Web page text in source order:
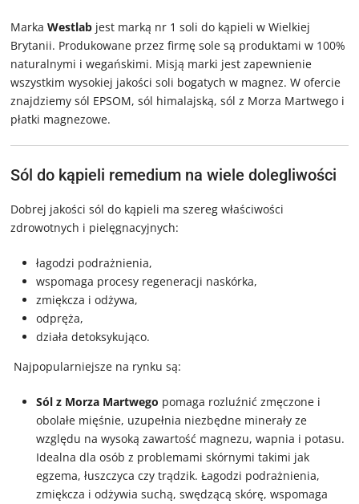
MarkaWestlab jest marką nr 1 soli do kąpieli w Wielkiej
Brytanii. Produkowane przez firmę sole są produktami w 100%
naturalnymi i wegańskimi. Misją marki jest zapewnienie
wszystkim wysokiej jakości soli bogatych w magnez. W ofercie
znajdziemy sól EPSOM, sól himalajską, sól z Morza Martwego i
płatki magnezowe.
Sól do kąpieli remedium na wiele dolegliwości
Dobrej jakości sól do kąpieli ma szereg właściwości
zdrowotnych i pielęgnacyjnych:
łagodzi podrażnienia,
wspomaga procesy regeneracji naskórka,
zmiękcza i odżywa,
odpręża,
działa detoksykująco.
Najpopularniejsze na rynku są:
Sól z Morza Martwego pomaga rozluźnić zmęczone i
obolałe mięśnie, uzupełnia niezbędne minerały ze
względu na wysoką zawartość magnezu, wapnia i potasu.
Idealna dla osób z problemami skórnymi takimi jak
egzema, łuszczyca czy trądzik. Łagodzi podrażnienia,
zmiękcza i odżywia suchą, swędzącą skórę, wspomaga